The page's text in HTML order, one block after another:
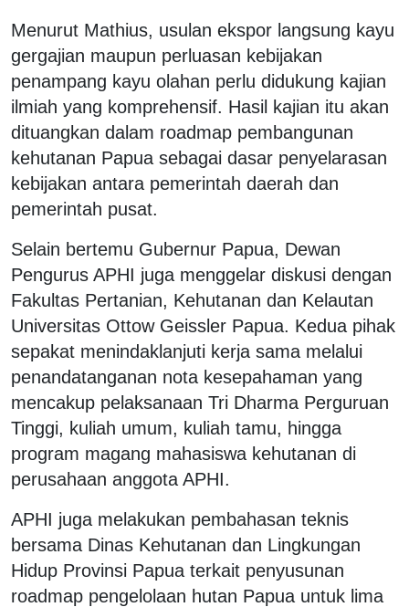
Menurut Mathius, usulan ekspor langsung kayu
gergajian maupun perluasan kebijakan
penampang kayu olahan perlu didukung kajian
ilmiah yang komprehensif. Hasil kajian itu akan
dituangkan dalam roadmap pembangunan
kehutanan Papua sebagai dasar penyelarasan
kebijakan antara pemerintah daerah dan
pemerintah pusat.
Selain bertemu Gubernur Papua, Dewan
Pengurus APHI juga menggelar diskusi dengan
Fakultas Pertanian, Kehutanan dan Kelautan
Universitas Ottow Geissler Papua. Kedua pihak
sepakat menindaklanjuti kerja sama melalui
penandatanganan nota kesepahaman yang
mencakup pelaksanaan Tri Dharma Perguruan
Tinggi, kuliah umum, kuliah tamu, hingga
program magang mahasiswa kehutanan di
perusahaan anggota APHI.
APHI juga melakukan pembahasan teknis
bersama Dinas Kehutanan dan Lingkungan
Hidup Provinsi Papua terkait penyusunan
roadmap pengelolaan hutan Papua untuk lima